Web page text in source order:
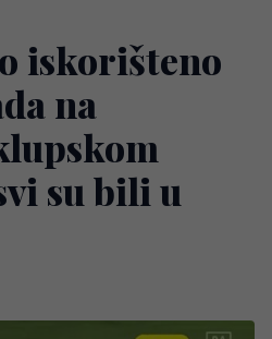
iskorišteno
na
su bili u